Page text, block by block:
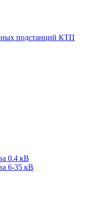
подстанций КТП
0.4 кВ
6-35 кВ